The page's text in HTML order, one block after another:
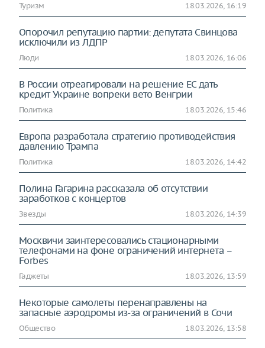
Туризм 18.03.2026, 16:19
Опорочил репутацию партии: депутата Свинцова
исключили из ЛДПР
Люди 18.03.2026, 16:06
В России отреагировали на решение ЕС дать
кредит Украине вопреки вето Венгрии
Политика 18.03.2026, 15:46
Европа разработала стратегию противодействия
давлению Трампа
Политика 18.03.2026, 14:42
Полина Гагарина рассказала об отсутствии
заработков с концертов
Звезды 18.03.2026, 14:39
Москвичи заинтересовались стационарными
телефонами на фоне ограничений интернета –
Forbes
Гаджеты 18.03.2026, 13:59
Некоторые самолеты перенаправлены на
запасные аэродромы из-за ограничений в Сочи
Общество 18.03.2026, 13:58